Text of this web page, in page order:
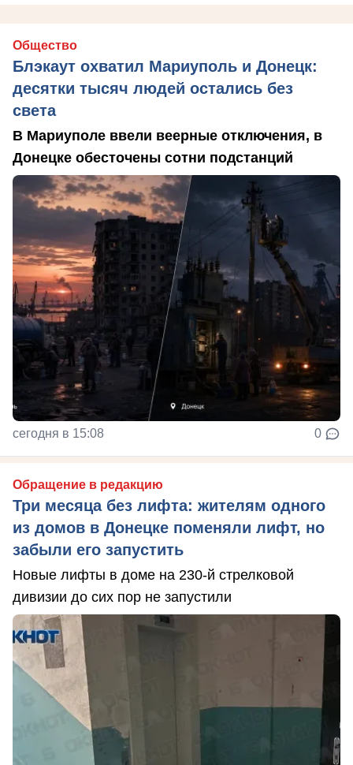
Общество
Блэкаут охватил Мариуполь и Донецк:
десятки тысяч людей остались без
света
В Мариуполе ввели веерные отключения, в
Донецке обесточены сотни подстанций
сегодня в 15:08 0
Обращение в редакцию
Три месяца без лифта: жителям одного
из домов в Донецке поменяли лифт, но
забыли его запустить
Новые лифты в доме на 230-й стрелковой
дивизии до сих пор не запустили